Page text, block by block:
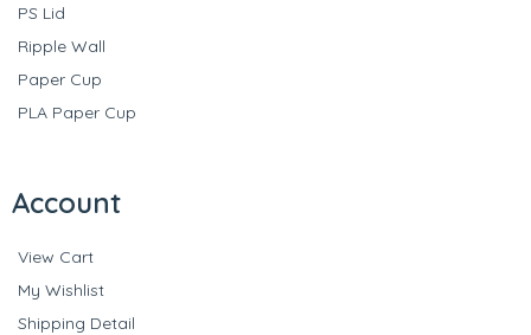
PS Lid
Ripple Wall
Paper Cup
PLA Paper Cup
Account
View Cart
My Wishlist
Shipping Detail